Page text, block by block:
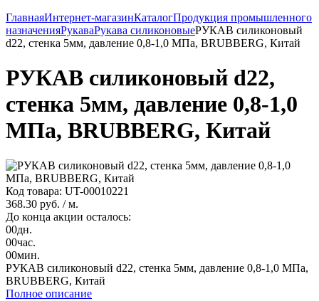
ГлавнаяИнтернет-магазинКаталогПродукция промышленного
назначенияРукаваРукава силиконовыеРУКАВ силиконовый
d22, стенка 5мм, давление 0,8-1,0 МПа, BRUBBERG, Китай
РУКАВ силиконовый d22,
стенка 5мм, давление 0,8-1,0
МПа, BRUBBERG, Китай
Код товара: UT-00010221
368.30 руб. / м.
До конца акции осталось:
00дн.
00час.
00мин.
РУКАВ силиконовый d22, стенка 5мм, давление 0,8-1,0 МПа,
BRUBBERG, Китай
Полное описание